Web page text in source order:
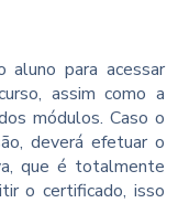
para acessar
assim como a
módulos. Caso o
deverá efetuar o
que é totalmente
o certificado, isso